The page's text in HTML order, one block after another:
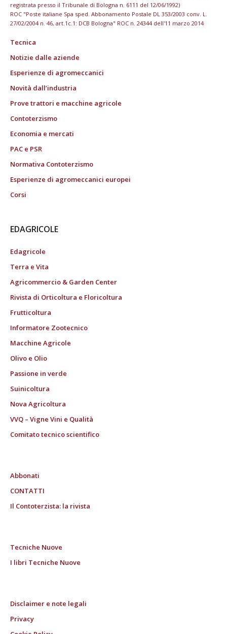
registrata presso il Tribunale di Bologna n. 6111 del 12/06/1992)
ROC "Poste italiane Spa sped. Abbonamento Postale DL 353/2003 conv. L.
27/02/2004 n. 46, art.1c.1: DCB Bologna" ROC n. 24344 dell'11 marzo 2014
Tecnica
Notizie dalle aziende
Esperienze di agromeccanici
Novità dall’industria
Prove trattori e macchine agricole
Contoterzismo
Economia e mercati
PAC e PSR
Normativa Contoterzismo
Esperienze di agromeccanici europei
Corsi
EDAGRICOLE
Edagricole
Terra e Vita
Agricommercio & Garden Center
Rivista di Orticoltura e Floricoltura
Frutticoltura
Informatore Zootecnico
Macchine Agricole
Olivo e Olio
Passione in verde
Suinicoltura
Nova Agricoltura
VVQ – Vigne Vini e Qualità
Comitato tecnico scientifico
Abbonati
CONTATTI
Il Contoterzista: la rivista
Tecniche Nuove
I libri Tecniche Nuove
Disclaimer e note legali
Privacy